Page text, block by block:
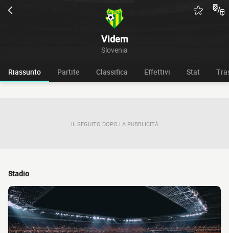
Videm
Slovenia
Riassunto Partite Classifica Effettivi Stat
IL SEGUITO DOPO LA PUBBLICITÀ
Stadio